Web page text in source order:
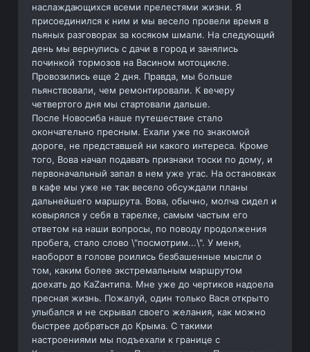
наслаждающихся всеми прелестями жизни. Я
присоединился к ним и мы весело провели время в
пьяных разговорах за косяком шмали. На следующий
день мы вернулись с дачи в город и занялись
починкой тормозов на Васином мотоцикле.
Провозились еще 2 дня. Правда, мы больше
пьянствовали, чем ремонтировали. К вечеру
четвертого дня мы стартовали дальше.
После Новосиба наше путешествие стало
окончательно пресным. Ехали уже по знакомой
дороге, не представшей ни какого интереса. Кроме
того, Вова начал подавать признаки тоски по дому, и
первоначальный запал в нем уже угас. На остановках
в кафе мы уже не так весело обсуждали планы
дальнейшего маршрута. Вова, обычно, молча сидел и
ковырялся у себя в тарелке, самым частым его
ответом на наши вопросы, по поводу продолжения
пробега, стало слово \"посмотрим...\". У меня,
наоборот в голове роились безбашенные мысли о
том, каким более экстремальным маршрутом
доехать до КаZантипа. Мне уже до чертиков надоела
пресная жизнь. Пожалуй, один только Вася открыто
улыбался и не скрывал своего желания, как можно
быстрее добраться до Крыма. С такими
настроениями мы подъехали к границе с